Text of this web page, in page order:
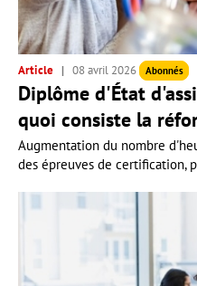
Article 08 avril 2026 Abonnés
Diplôme d'État
quoi consiste la
Augmentation du nombre
des épreuves de certification,